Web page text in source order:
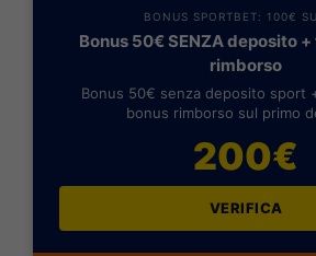
BONUS SPORTBET: 100€
Bonus 50€ SENZA deposito
rimborso
Bonus 50€ senza deposito sport
bonus rimborso sul primo
200€
VERIFICA